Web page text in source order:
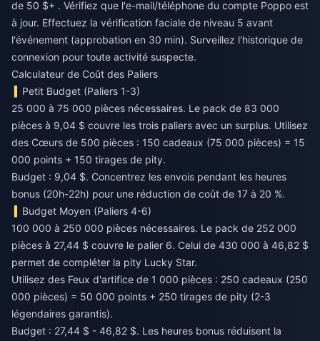
de 50 $+ . Vérifiez que l'e-mail/téléphone du compte Poppo est
à jour. Effectuez la vérification faciale de niveau 5 avant
l'événement (approbation en 30 min). Surveillez l'historique de
connexion pour toute activité suspecte.
Calculateur de Coût des Paliers
Petit Budget (Paliers 1-3)
25 000 à 75 000 pièces nécessaires. Le pack de 83 000
pièces à 9,04 $ couvre les trois paliers avec un surplus. Utilisez
des Cœurs de 500 pièces : 150 cadeaux (75 000 pièces) = 15
000 points + 150 tirages de pity.
Budget : 9,04 $. Concentrez les envois pendant les heures
bonus (20h-22h) pour une réduction de coût de 17 à 20 %.
Budget Moyen (Paliers 4-6)
100 000 à 250 000 pièces nécessaires. Le pack de 252 000
pièces à 27,44 $ couvre le palier 6. Celui de 430 000 à 46,82 $
permet de compléter la pity Lucky Star.
Utilisez des Feux d'artifice de 1 000 pièces : 250 cadeaux (250
000 pièces) = 50 000 points + 250 tirages de pity (2-3
légendaires garantis).
Budget : 27,44 $ - 46,82 $. Les heures bonus réduisent la